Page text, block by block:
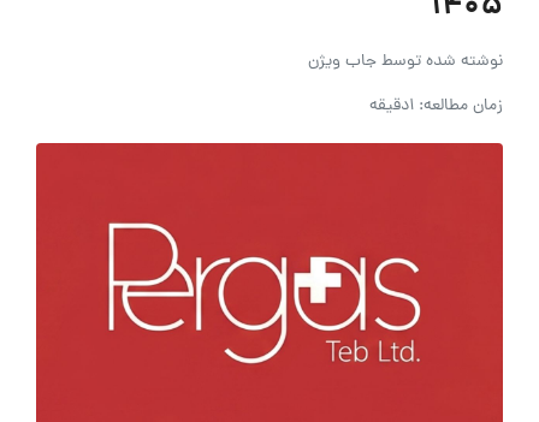
نوشته شده توسطجاب ویژن
زمان مطالعه: 1دقیقه